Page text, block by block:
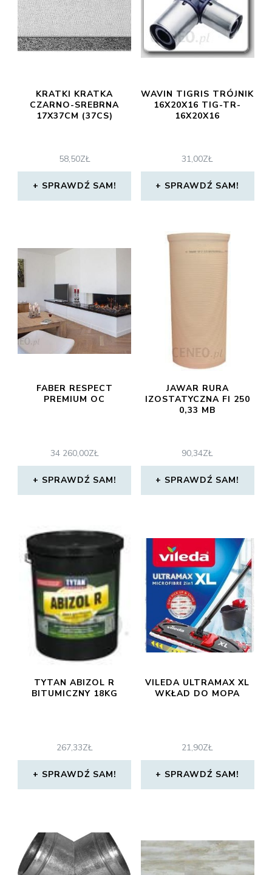
KRATKI KRATKA
CZARNO-SREBRNA
17X37CM (37CS)
58,50ZŁ
SPRAWDŹ SAM!
WAVIN TIGRIS TRÓJNIK
16X20X16 TIG-TR-
16X20X16
31,00ZŁ
SPRAWDŹ SAM!
FABER RESPECT
PREMIUM OC
34 260,00ZŁ
SPRAWDŹ SAM!
JAWAR RURA
IZOSTATYCZNA FI 250
0,33 MB
90,34ZŁ
SPRAWDŹ SAM!
TYTAN ABIZOL R
BITUMICZNY 18KG
267,33ZŁ
SPRAWDŹ SAM!
VILEDA ULTRAMAX XL
WKŁAD DO MOPA
21,90ZŁ
SPRAWDŹ SAM!